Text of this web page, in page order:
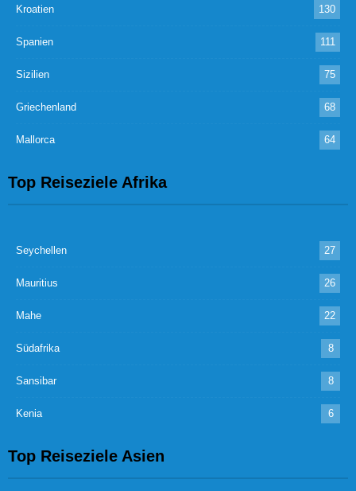
Kroatien 130
Spanien 111
Sizilien 75
Griechenland 68
Mallorca 64
Top Reiseziele Afrika
Seychellen 27
Mauritius 26
Mahe 22
Südafrika 8
Sansibar 8
Kenia 6
Top Reiseziele Asien